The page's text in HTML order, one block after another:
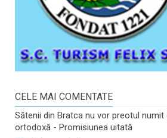
CELE MAI COMENTATE
Sătenii din Bratca nu vor preotul numit
ortodoxă - Promisiunea uitată